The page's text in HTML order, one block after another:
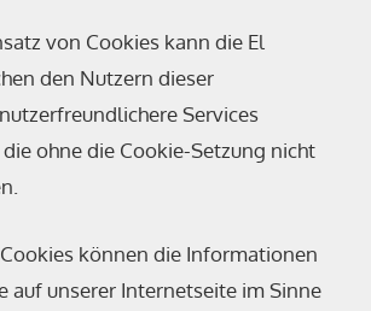
von Cookies kann die El
den Nutzern dieser
Services
ohne die Cookie-Setzung nicht
können die Informationen
auf unserer Internetseite im Sinne